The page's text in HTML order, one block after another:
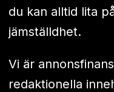
du kan alltid lita
jämställdhet.
Vi är
redaktionella